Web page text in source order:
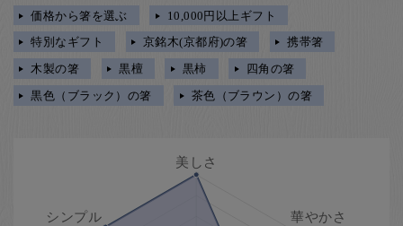
価格から箸を選ぶ
10,000円以上ギフト
特別なギフト
京銘木(京都府)の箸
携帯箸
木製の箸
黒檀 黒柿
四角の箸
黒色（ブラック）の箸
茶色（ブラウン）の箸